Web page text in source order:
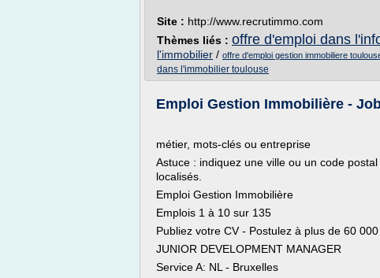
Site : http://www.recrutimmo.com
Thèmes liés : offre d'emploi dans
l'immobilier / offre d'emploi gestion immobiliere
dans l'immobilier toulouse
Emploi Gestion Immobilière -
métier, mots-clés ou entreprise
Astuce : indiquez une ville ou un code
localisés.
Emploi Gestion Immobilière
Emplois 1 à 10 sur 135
Publiez votre CV - Postulez à plus de 60
JUNIOR DEVELOPMENT MANAGER
Service A: NL - Bruxelles